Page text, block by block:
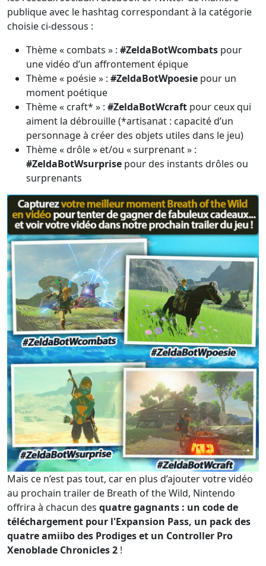
publique avec le hashtag correspondant à la catégorie
choisie ci-dessous :
Thème « combats » : #ZeldaBotWcombats pour
une vidéo d’un affrontement épique
Thème « poésie » : #ZeldaBotWpoesie pour un
moment poétique
Thème « craft* » : #ZeldaBotWcraft pour ceux qui
aiment la débrouille (*artisanat : capacité d’un
personnage à créer des objets utiles dans le jeu)
Thème « drôle » et/ou « surprenant » :
#ZeldaBotWsurprise pour des instants drôles ou
surprenants
Mais ce n’est pas tout, car en plus d’ajouter votre vidéo
au prochain trailer de Breath of the Wild, Nintendo
offrira à chacun des quatre gagnants : un code de
téléchargement pour l'Expansion Pass, un pack des
quatre amiibo des Prodiges et un Controller Pro
Xenoblade Chronicles 2 !